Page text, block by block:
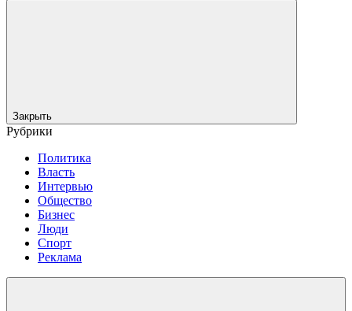
Закрыть
Рубрики
Политика
Власть
Интервью
Общество
Бизнес
Люди
Спорт
Реклама